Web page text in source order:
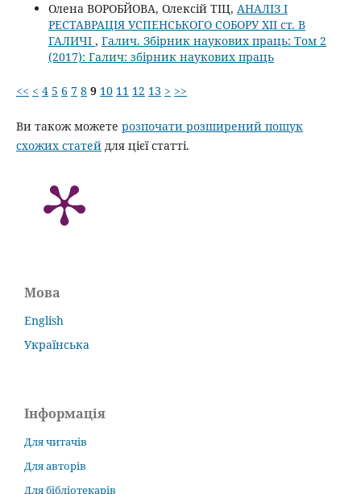
Олена ВОРОБЙОВА, Олексій ТІЦ, АНАЛІЗ І
РЕСТАВРАЦІЯ УСПЕНСЬКОГО СОБОРУ ХІІ ст. В
ГАЛИЧІ , Галич. Збірник наукових праць: Том 2
(2017): Галич: збірник наукових праць
<< < 4 5 6 7 8 9 10 11 12 13 > >>
Ви також можете розпочати розширений пошук
схожих статейдля цієї статті.
Мова
English
Українська
Інформація
Для читачів
Для авторів
Для бібліотекарів